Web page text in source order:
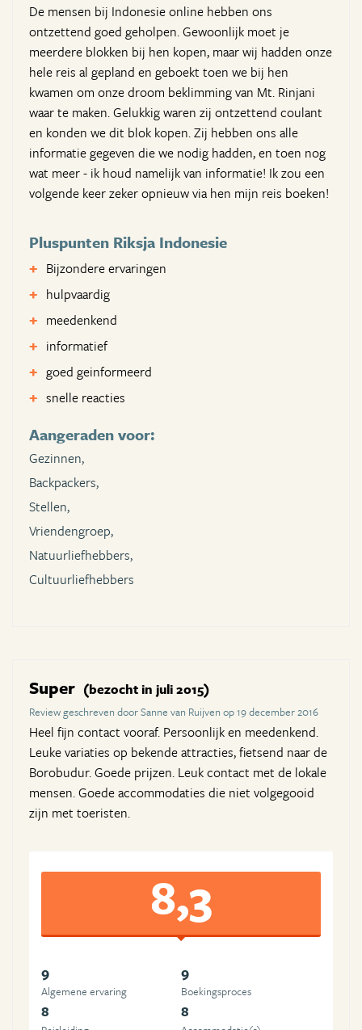
De mensen bij Indonesie online hebben ons
ontzettend goed geholpen. Gewoonlijk moet je
meerdere blokken bij hen kopen, maar wij hadden onze
hele reis al gepland en geboekt toen we bij hen
kwamen om onze droom beklimming van Mt. Rinjani
waar te maken. Gelukkig waren zij ontzettend coulant
en konden we dit blok kopen. Zij hebben ons alle
informatie gegeven die we nodig hadden, en toen nog
wat meer - ik houd namelijk van informatie! Ik zou een
volgende keer zeker opnieuw via hen mijn reis boeken!
Pluspunten Riksja Indonesie
Bijzondere ervaringen
hulpvaardig
meedenkend
informatief
goed geinformeerd
snelle reacties
Aangeraden voor:
Gezinnen,
Backpackers,
Stellen,
Vriendengroep,
Natuurliefhebbers,
Cultuurliefhebbers
Super (bezocht in juli 2015)
Review geschreven door Sanne van Ruijven op 19 december 2016
Heel fijn contact vooraf. Persoonlijk en meedenkend.
Leuke variaties op bekende attracties, fietsend naar de
Borobudur. Goede prijzen. Leuk contact met de lokale
mensen. Goede accommodaties die niet volgegooid
zijn met toeristen.
8,3
9
Algemene ervaring
9
Boekingsproces
8 8